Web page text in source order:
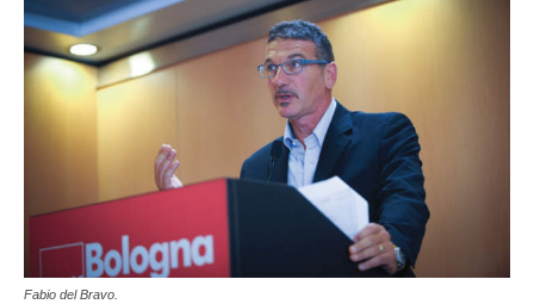
Fabio del Bravo.